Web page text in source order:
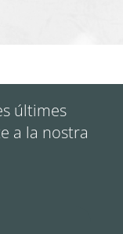
últimes
a la nostra